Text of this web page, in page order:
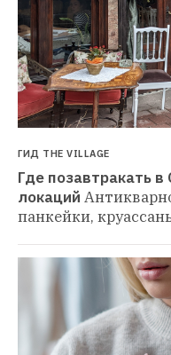
ГИД THE VILLAGE
Где позавтракать
локаций
панкейки,